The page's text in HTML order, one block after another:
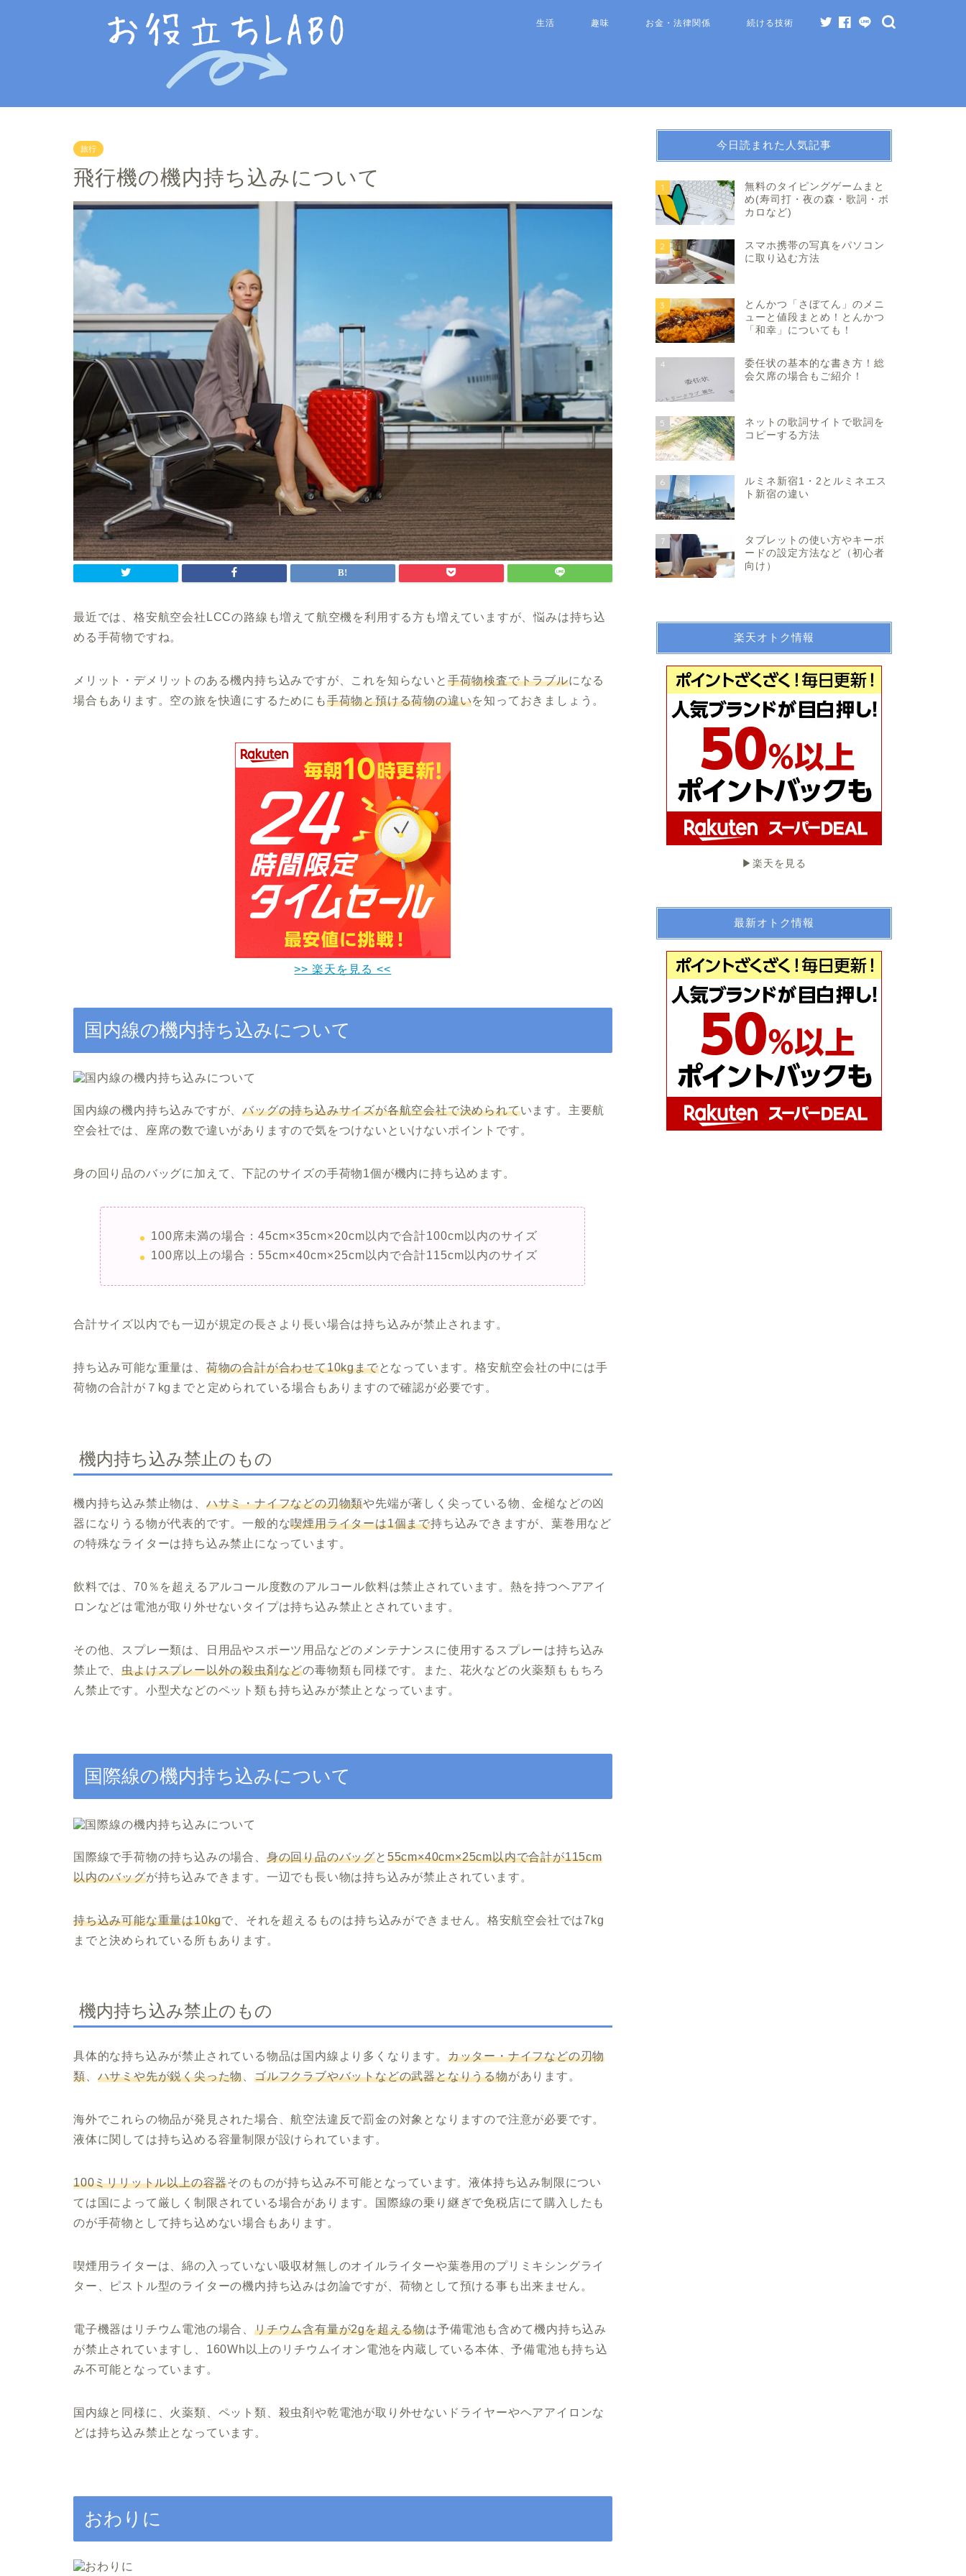
生活 趣味 お金・法律関係 続ける技術
旅行
飛行機の機内持ち込みについて
最近では、格安航空会社LCCの路線も増えて航空機を利用する方も増えていますが、悩みは持ち込
める手荷物ですね。
メリット・デメリットのある機内持ち込みですが、これを知らないと 手荷物検査でトラブルになる
場合もあります。空の旅を快適にするためにも手荷物と預ける荷物の違いを知っておきましょう。
>> 楽天を見る <<
国内線の機内持ち込みについて
国内線の機内持ち込みですが、バッグの持ち込みサイズが各航空会社で決められています。主要航
空会社では、座席の数で違いがありますので気をつけないといけないポイントです。
身の回り品のバッグに加えて、下記のサイズの手荷物1個が機内に持ち込めます。
100席未満の場合：45cm×35cm×20cm以内で合計100cm以内のサイズ
100席以上の場合：55cm×40cm×25cm以内で合計115cm以内のサイズ
合計サイズ以内でも一辺が規定の長さより長い場合は持ち込みが禁止されます。
持ち込み可能な重量は、 荷物の合計が合わせて10kgまでとなっています。格安航空会社の中には手
荷物の合計が７kgまでと定められている場合もありますので確認が必要です。
機内持ち込み禁止のもの
機内持ち込み禁止物は、 ハサミ・ナイフなどの刃物類や先端が著しく尖っている物、金槌などの凶
器になりうる物が代表的です。一般的な喫煙用ライターは1個まで持ち込みできますが、葉巻用など
の特殊なライターは持ち込み禁止になっています。
飲料では、70％を超えるアルコール度数のアルコール飲料は禁止されています。熱を持つヘアアイ
ロンなどは電池が取り外せないタイプは持ち込み禁止とされています。
その他、スプレー類は、日用品やスポーツ用品などのメンテナンスに使用するスプレーは持ち込み
禁止で、虫よけスプレー以外の殺虫剤などの毒物類も同様です。また、花火などの火薬類ももちろ
ん禁止です。小型犬などのペット類も持ち込みが禁止となっています。
国際線の機内持ち込みについて
国際線で手荷物の持ち込みの場合、 身の回り品のバッグと 55cm×40cm×25cm以内で合計が115cm
以内のバッグが持ち込みできます。一辺でも長い物は持ち込みが禁止されています。
持ち込み可能な重量は10kgで、それを超えるものは持ち込みができません。格安航空会社では7kg
までと決められている所もあります。
機内持ち込み禁止のもの
具体的な持ち込みが禁止されている物品は国内線より多くなります。 カッター・ナイフなどの刃物
類、 ハサミや先が鋭く尖った物 、ゴルフクラブやバットなどの武器となりうる物があります。
海外でこれらの物品が発見された場合、航空法違反で罰金の対象となりますので注意が必要です。
液体に関しては持ち込める容量制限が設けられています。
100ミリリットル以上の容器そのものが持ち込み不可能となっています。液体持ち込み制限につい
ては国によって厳しく制限されている場合があります。国際線の乗り継ぎで免税店にて購入したも
のが手荷物として持ち込めない場合もあります。
喫煙用ライターは、綿の入っていない吸収材無しのオイルライターや葉巻用のプリミキシングライ
ター、ピストル型のライターの機内持ち込みは勿論ですが、荷物として預ける事も出来ません。
電子機器はリチウム電池の場合、 リチウム含有量が2gを超える物は予備電池も含めて機内持ち込み
が禁止されていますし、160Wh以上のリチウムイオン電池を内蔵している本体、予備電池も持ち込
み不可能となっています。
国内線と同様に、火薬類、ペット類、殺虫剤や乾電池が取り外せないドライヤーやヘアアイロンな
どは持ち込み禁止となっています。
おわりに
今日読まれた人気記事
1
無料のタイピングゲームまと
め(寿司打・夜の森・歌詞・ボ
カロなど)
2
スマホ携帯の写真をパソコン
に取り込む方法
3
とんかつ「さぼてん」のメニ
ューと値段まとめ！とんかつ
「和幸」についても！
4
委任状の基本的な書き方！総
会欠席の場合もご紹介！
5
ネットの歌詞サイトで歌詞を
コピーする方法
6
ルミネ新宿1・2とルミネエス
ト新宿の違い
7
タブレットの使い方やキーボ
ードの設定方法など（初心者
向け）
楽天オトク情報
▶︎楽天を見る
最新オトク情報